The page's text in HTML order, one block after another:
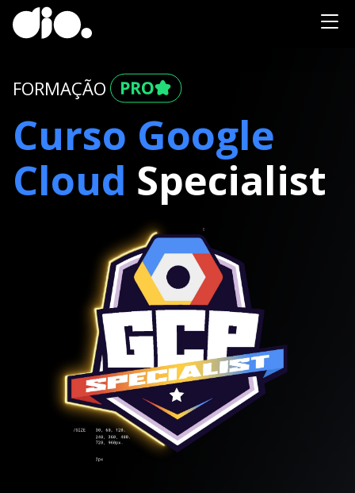
FORMAÇÃO
Curso Google
Cloud Specialist